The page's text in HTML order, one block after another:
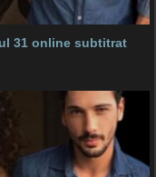
31 online subtitrat